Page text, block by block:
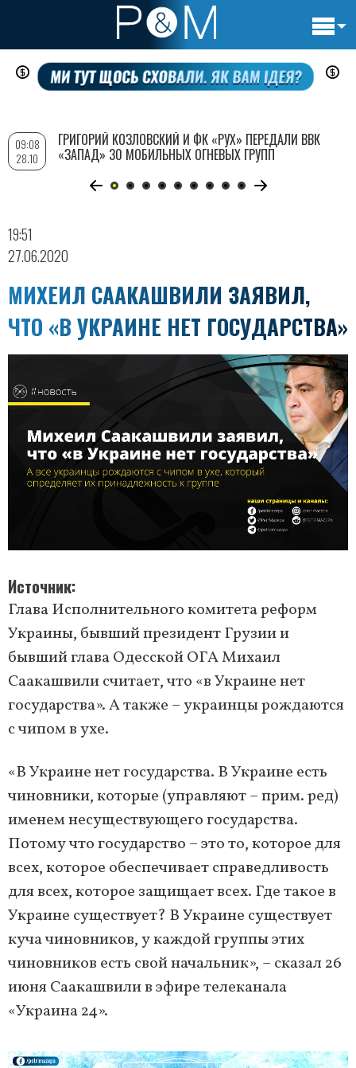
Перейти
содержанию
19:51
27.06.2020
МИХЕИЛ СААКАШВИЛИ ЗАЯВИЛ,
ЧТО «В УКРАИНЕ НЕТ ГОСУДАРСТВА»
Источник
Глава Исполнительного комитета реформ
Украины, бывший президент Грузии и
бывший глава Одесской ОГА Михаил
Саакашвили считает, что «в Украине нет
государства». А также – украинцы рождаются
с чипом в ухе.
«В Украине нет государства. В Украине есть
чиновники, которые (управляют – прим. ред)
именем несуществующего государства.
Потому что государство – это то, которое для
всех, которое обеспечивает справедливость
для всех, которое защищает всех. Где такое в
Украине существует? В Украине существует
куча чиновников, у каждой группы этих
чиновников есть свой начальник», – сказал 26
июня Саакашвили в эфире телеканала
«Украина 24».
09:08
28.10
ГРИГОРИЙ КОЗЛОВСКИЙ И ФК «РУХ» ПЕРЕДАЛИ ВВК
«ЗАПАД» 30 МОБИЛЬНЫХ ОГНЕВЫХ ГРУПП